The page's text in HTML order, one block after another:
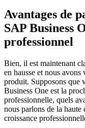
Avantages de
SAP Business
professionnel
Bien, il est maintenant
en hausse et nous avons
produit. Supposons que
Business One est la
professionnelle, quels
nous parlons de la
croissance